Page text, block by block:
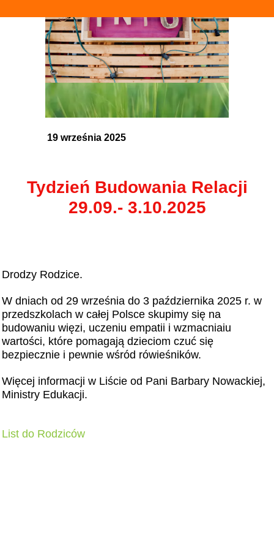
19 września 2025
Tydzień Budowania Relacji
29.09.- 3.10.2025
Drodzy Rodzice.
W dniach od 29 września do 3 października 2025 r. w
przedszkolach w całej Polsce skupimy się na
budowaniu więzi, uczeniu empatii i wzmacniaiu
wartości, które pomagają dzieciom czuć się
bezpiecznie i pewnie wśród rówieśników.
Więcej informacji w Liście od Pani Barbary Nowackiej,
Ministry Edukacji.
List do Rodziców